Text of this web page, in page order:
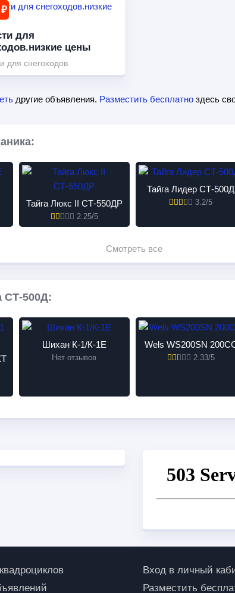
для
цены
для снегоходов
другие объявления. Разместить бесплатноздесь
Тайга Люкс II СТ-550ДР
2.25/5
Тайга Лидер СТ-500Д
3.2/5
Смотреть все
СТ-500Д:
Шихан К-1/К-1Е
Нет отзывов
Wels WS200SN
2.33/5
Вход в личный
Разместить